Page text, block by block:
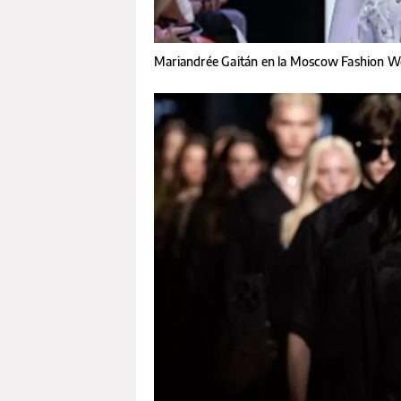
Mariandrée Gaitán en la Moscow Fashion